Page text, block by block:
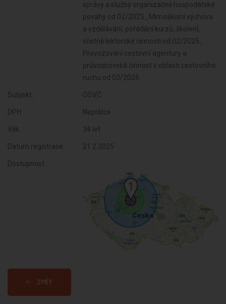
Subjekt: OSVČ
DPH: Neplátce
Věk: 34 let
Datum registrace: 21.2.2025
Dostupnost:
ZPĚT